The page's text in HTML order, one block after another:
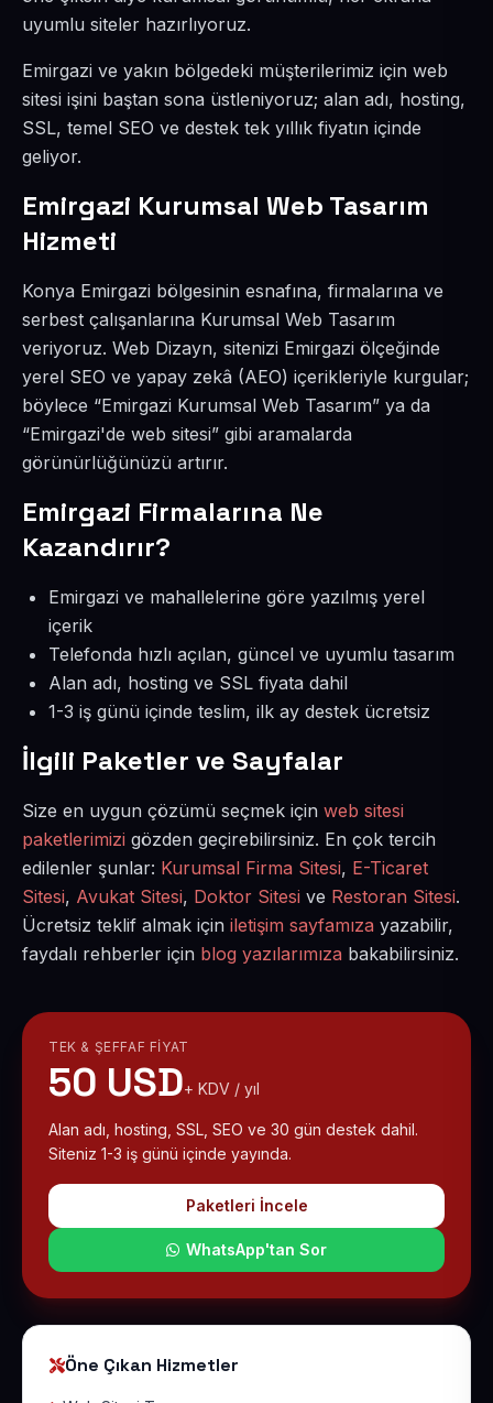
uyumlu siteler hazırlıyoruz.
Emirgazi ve yakın bölgedeki müşterilerimiz için web
sitesi işini baştan sona üstleniyoruz; alan adı, hosting,
SSL, temel SEO ve destek tek yıllık fiyatın içinde
geliyor.
Emirgazi Kurumsal Web Tasarım
Hizmeti
Konya Emirgazi bölgesinin esnafına, firmalarına ve
serbest çalışanlarına Kurumsal Web Tasarım
veriyoruz. Web Dizayn, sitenizi Emirgazi ölçeğinde
yerel SEO ve yapay zekâ (AEO) içerikleriyle kurgular;
böylece “Emirgazi Kurumsal Web Tasarım” ya da
“Emirgazi'de web sitesi” gibi aramalarda
görünürlüğünüzü artırır.
Emirgazi Firmalarına Ne
Kazandırır?
Emirgazi ve mahallelerine göre yazılmış yerel
içerik
Telefonda hızlı açılan, güncel ve uyumlu tasarım
Alan adı, hosting ve SSL fiyata dahil
1-3 iş günü içinde teslim, ilk ay destek ücretsiz
İlgili Paketler ve Sayfalar
Size en uygun çözümü seçmek için web sitesi
paketlerimizi gözden geçirebilirsiniz. En çok tercih
edilenler şunlar: Kurumsal Firma Sitesi, E-Ticaret
Sitesi, Avukat Sitesi, Doktor Sitesi ve Restoran Sitesi.
Ücretsiz teklif almak için iletişim sayfamıza yazabilir,
faydalı rehberler için blog yazılarımıza bakabilirsiniz.
TEK & ŞEFFAF FIYAT
50 USD+ KDV / yıl
Alan adı, hosting, SSL, SEO ve 30 gün destek dahil.
Siteniz 1-3 iş günü içinde yayında.
Paketleri İncele
WhatsApp'tan Sor
Öne Çıkan Hizmetler